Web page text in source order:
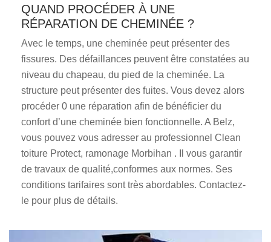
QUAND PROCÉDER À UNE
RÉPARATION DE CHEMINÉE ?
Avec le temps, une cheminée peut présenter des
fissures. Des défaillances peuvent être constatées au
niveau du chapeau, du pied de la cheminée. La
structure peut présenter des fuites. Vous devez alors
procéder 0 une réparation afin de bénéficier du
confort d’une cheminée bien fonctionnelle. A Belz,
vous pouvez vous adresser au professionnel Clean
toiture Protect, ramonage Morbihan . Il vous garantir
de travaux de qualité,conformes aux normes. Ses
conditions tarifaires sont très abordables. Contactez-
le pour plus de détails.